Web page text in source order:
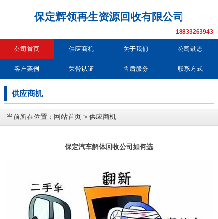
保定辉领再生资源回收有限公司
18833263943
公司首页 供应商机 关于我们 公司动态
客户案例 荣誉认证 售后服务 联系方式
供应商机
当前所在位置： 网站首页 > 供应商机
保定汽车解体回收公司如何选